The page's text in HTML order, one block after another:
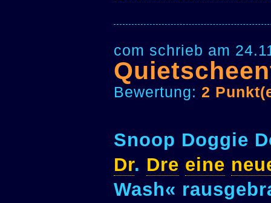
com schrieb am
Bewertung: 2
Snoop Doggie
Dr. Dre eine
Wash«